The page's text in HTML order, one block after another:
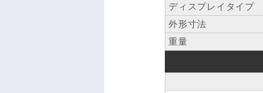
ディスプレイタイプ
外形寸法
重量